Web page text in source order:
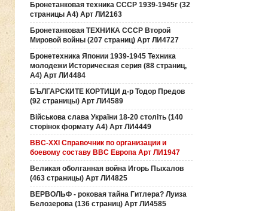
Бронетанковая техника СССР 1939-1945г (32
страницы А4) Арт ЛИ2163
Бронетанковая ТЕХНИКА СССР Второй
Мировой войны (207 страниц) Арт ЛИ4727
Бронетехника Японии 1939-1945 Техника
молодежи Историческая серия (88 страниц,
А4) Арт ЛИ4484
БЪЛГАРСКИТЕ КОРТИЦИ д-р Тодор Предов
(92 страницы) Арт ЛИ4589
Військова слава України 18-20 століть (140
сторінок формату А4) Арт ЛИ4449
ВВС-ХХI Справочник по организации и
боевому составу ВВС Европа Арт ЛИ1947
Великая оболганная война Игорь Пыхалов
(463 страницы) Арт ЛИ4825
ВЕРВОЛЬФ - роковая тайна Гитлера? Луиза
Белозерова (136 страниц) Арт ЛИ4585